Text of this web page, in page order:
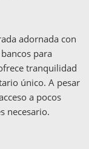
adornada con
para
tranquilidad
único. A pesar
a pocos
necesario.